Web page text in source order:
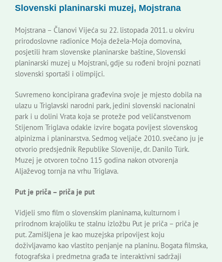
Korisne informacije
Slovenski planinarski muzej, Mojstrana
Mojstrana – Članovi Vijeća su 22. listopada 2011. u okviru
prirodoslovne radionice Moja dežela-Moja domovina,
posjetili hram slovenske planinarske baštine, Slovenski
planinarski muzej u Mojstrani, gdje su rođeni brojni poznati
slovenski sportaši i olimpijci.
Suvremeno koncipirana građevina svoje je mjesto dobila na
ulazu u Triglavski narodni park, jedini slovenski nacionalni
park i u dolini Vrata koja se proteže pod veličanstvenom
Stijenom Triglava odakle izvire bogata povijest slovenskog
alpinizma i planinarstva. Sedmog veljače 2010. svečano ju je
otvorio predsjednik Republike Slovenije, dr. Danilo Türk.
Muzej je otvoren točno 115 godina nakon otvorenja
Aljaževog tornja na vrhu Triglava.
Put je priča – priča je put
Vidjeli smo film o slovenskim planinama, kulturnom i
prirodnom krajoliku te stalnu izložbu Put je priča – priča je
put. Zamišljena je kao muzejska pripovijest koju
doživljavamo kao vlastito penjanje na planinu. Bogata filmska,
fotografska i predmetna građa te interaktivni sadržaji